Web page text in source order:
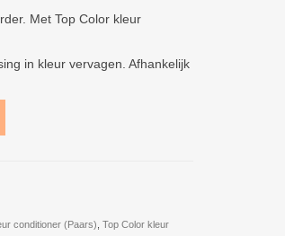
Met Top Color kleur
in kleur vervagen. Afhankelijk
conditioner (Paars) Top Color kleur